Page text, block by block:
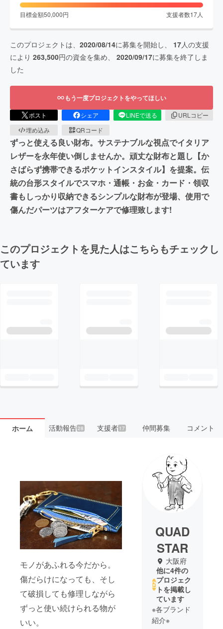
目標金額50,000円 支援者数17人
このプロジェクトは、 2020/08/14に募集を開始し、 17人の支援
により 263,500円の資金を集め、 2020/09/17に募集を終了しま
した
もう一度プロジェクトをやってほしい
ポスト シェア LINEで送る
URLコピー
埋め込み
QRコード
ずっと使える良い財布。サステナブルな視点でイタリア
レザーを永年使い倒しませんか。頑丈な財布と題し【か
さばらず携帯できるポケットインスタイル】を提案。伝
統の台形スタイルでスマホ・通帳・お金・カード・領収
書もしっかり収納できるシンプルな財布が登場、使用で
傷んだパーツはアフターケアで修理致します!
このプロジェクトを見た人はこちらもチェックし
ています
ホーム 活動報告28 支援者 17 仲間募集 コメント
モノがあふれる今だから。
傷だらけになっても、そし
て破損しても修理しながら
ずっと使い続けられる物が
いい。
QUAD
STAR
大阪府
他に4件の
プロジェク
トを掲載し
ています
※各ブランド
紹介※